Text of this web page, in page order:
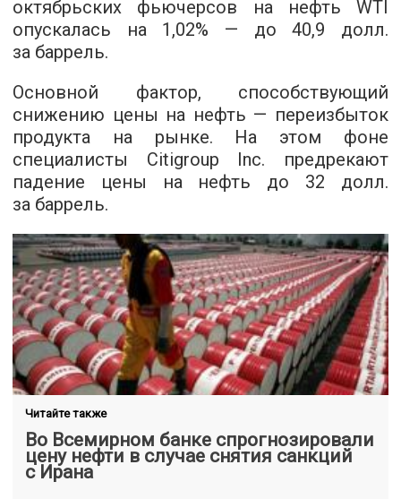
октябрьских фьючерсов на нефть WTI
опускалась на 1,02% — до 40,9 долл.
за баррель.
Основной фактор, способствующий
снижению цены на нефть — переизбыток
продукта на рынке. На этом фоне
специалисты Citigroup Inc. предрекают
падение цены на нефть до 32 долл.
за баррель.
Читайте также
Во Всемирном банке спрогнозировали
цену нефти в случае снятия санкций
с Ирана